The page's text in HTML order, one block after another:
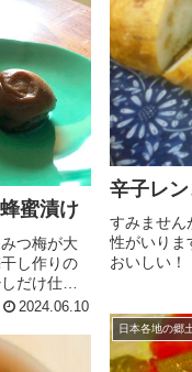
蜜漬け
つ梅が大
し作りの
だけ仕込
に活用出
円前後
2024.06.10
辛子レ
すみませ
性がいり
おいしい！
ピ） 指定
＊水＊うこ
ュー
日本各地の郷